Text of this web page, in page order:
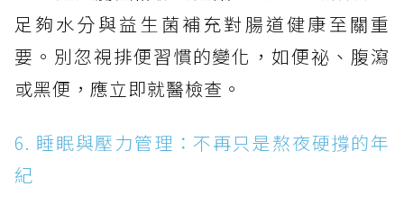
足夠水分與益生菌補充對腸道健康至關重
要。別忽視排便習慣的變化，如便祕、腹瀉
或黑便，應立即就醫檢查。
6. 睡眠與壓力管理：不再只是熬夜硬撐的年
紀